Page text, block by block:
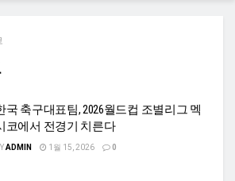
국 축구대표팀, 2026월드컵 조별리그 멕
코에서 전경기 치른다
ADMIN 1월 15, 2026 0